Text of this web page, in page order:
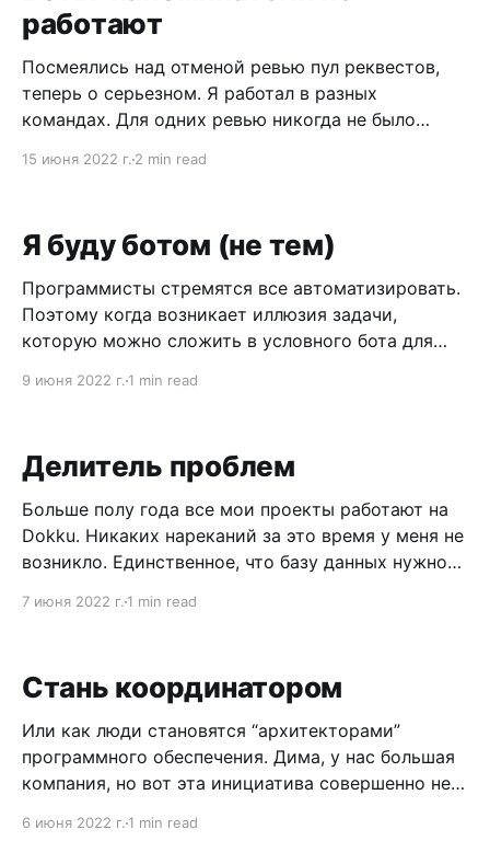
слюбится. Поэтому далее по тексту “нанимайте”
работают
Посмеялись над отменой ревью пул реквестов,
теперь о серьезном. Я работал в разных
командах. Для одних ревью никогда не было
данные. В других были люди, которым
15 июня 2022 г. 2 min read
Я буду ботом (не тем)
Программисты стремятся все автоматизировать.
Поэтому когда возникает иллюзия задачи,
которую можно сложить в условного бота для
решение попроще — регистрируешься
на make.com 💰, собираешь
9 июня 2022 г. 1 min read
Делитель проблем
Больше полу года все мои проекты работают на
Dokku. Никаких нареканий за это время у меня не
возникло. Единственное, что базу данных нужно
контейнера
7 июня 2022 г. 1 min read
Стань координатором
Или как люди становятся “архитекторами”
программного обеспечения. Дима, у нас большая
компания, но вот эта инициатива совершенно не
6 июня 2022 г. 1 min read